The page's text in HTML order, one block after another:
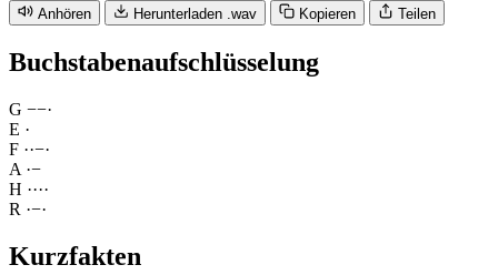
Anhören Herunterladen .wav Kopieren Teilen
Buchstabenaufschlüsselung
G −−·
E ·
F ··−·
A ·−
H ····
R ·−·
Kurzfakten